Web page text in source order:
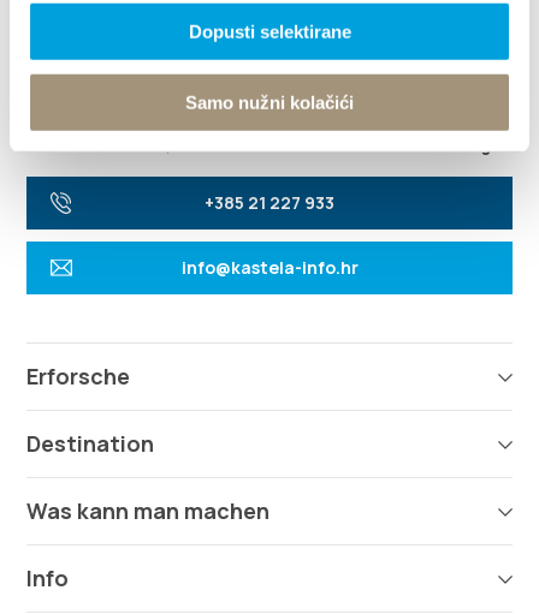
Dopusti selektirane
Samo nužni kolačići
+385 21 227 933
info@kastela-info.hr
Erforsche
Destination
Was kann man machen
Info